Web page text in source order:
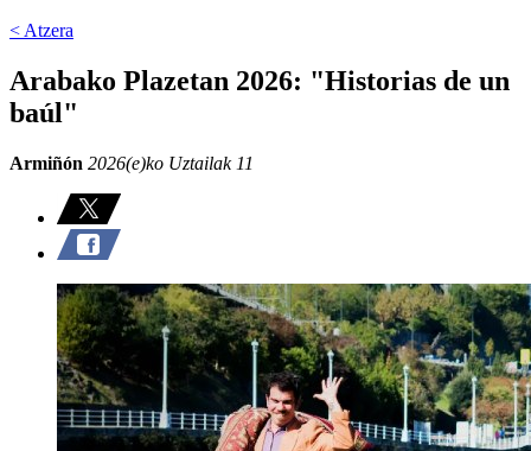
< Atzera
Arabako Plazetan 2026: "Historias de un
baúl"
Armiñón 2026(e)ko Uztailak 11